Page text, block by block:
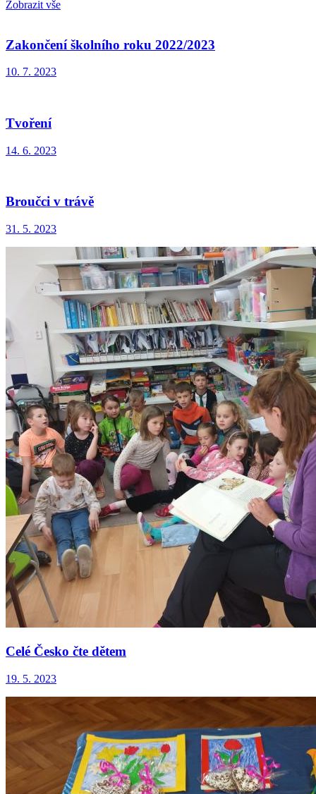
Zobrazit vše
Zakončení školního roku 2022/2023
10. 7. 2023
Tvoření
14. 6. 2023
Broučci v trávě
31. 5. 2023
Celé Česko čte dětem
19. 5. 2023